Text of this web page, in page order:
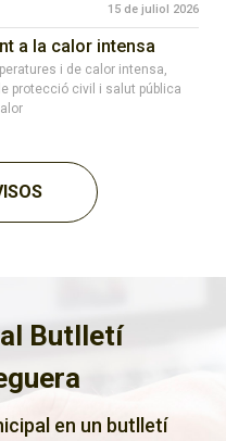
15 de juliol 2026
a la calor intensa
i de calor intensa,
protecció civil i salut pública
Butlletí
en un butlletí